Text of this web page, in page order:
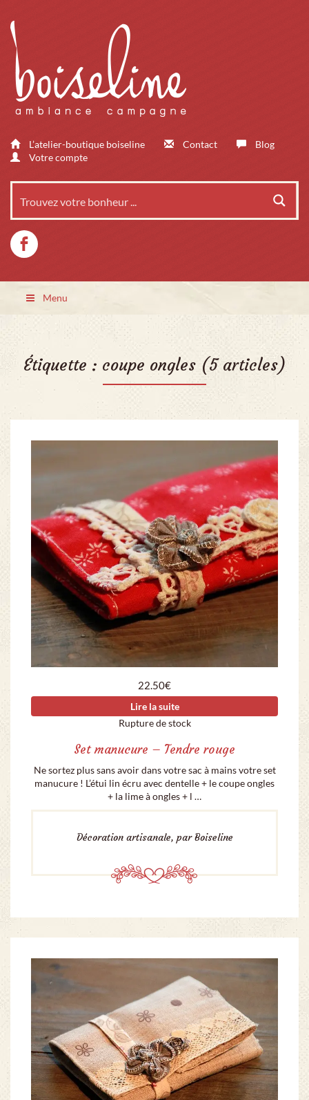
L’atelier-boutique boiseline Contact
Blog
Votre compte
Menu
Étiquette : coupe ongles (5 articles)
22.50€
Lire la suite
Rupture de stock
Set manucure – Tendre rouge
Ne sortez plus sans avoir dans votre sac à mains votre set
manucure ! L’étui lin écru avec dentelle + le coupe ongles
+ la lime à ongles + l …
Décoration artisanale, par Boiseline